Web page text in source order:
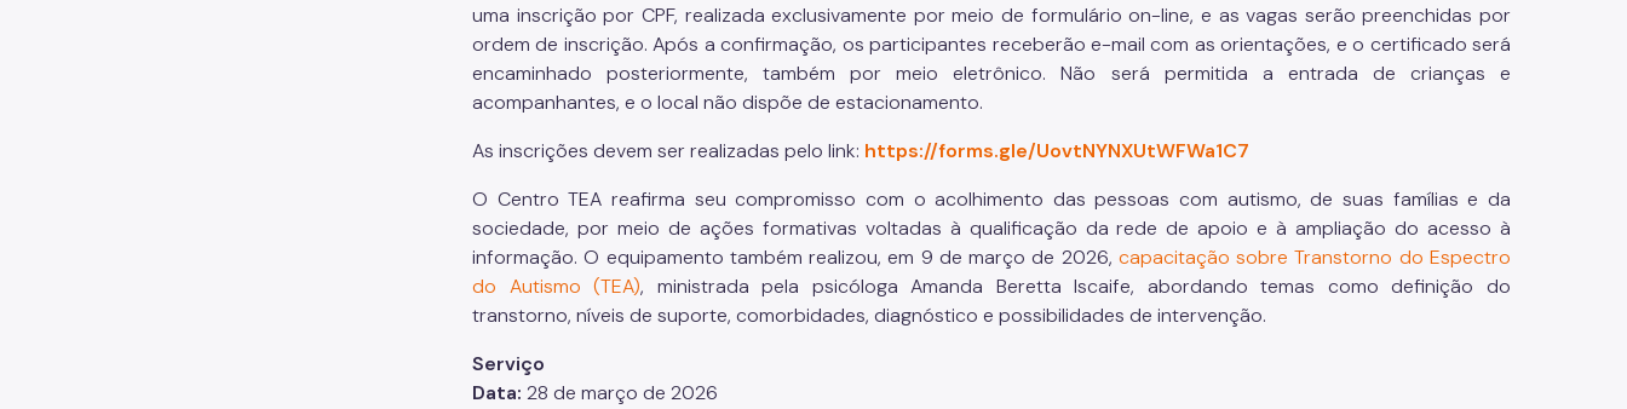
uma inscrição por CPF, realizada exclusivamente por meio de formulário on-line, e as vagas serão preenchidas por
ordem de inscrição. Após a confirmação, os participantes receberão e-mail com as orientações, e o certificado será
encaminhado posteriormente, também por meio eletrônico. Não será permitida a entrada de crianças e
acompanhantes, e o local não dispõe de estacionamento.
As inscrições devem ser realizadas pelo link: https://forms.gle/UovtNYNXUtWFWa1C7
O Centro TEA reafirma seu compromisso com o acolhimento das pessoas com autismo, de suas famílias e da
sociedade, por meio de ações formativas voltadas à qualificação da rede de apoio e à ampliação do acesso à
informação. O equipamento também realizou, em 9 de março de 2026, capacitação sobre Transtorno do Espectro
do Autismo (TEA), ministrada pela psicóloga Amanda Beretta Iscaife, abordando temas como definição do
transtorno, níveis de suporte, comorbidades, diagnóstico e possibilidades de intervenção.
Serviço
Data: 28 de março de 2026